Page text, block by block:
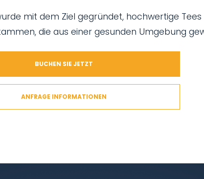
mit dem Ziel gegründet, hochwertige
die aus einer gesunden Umgebung
BUCHEN SIE JETZT
ANFRAGE INFORMATIONEN